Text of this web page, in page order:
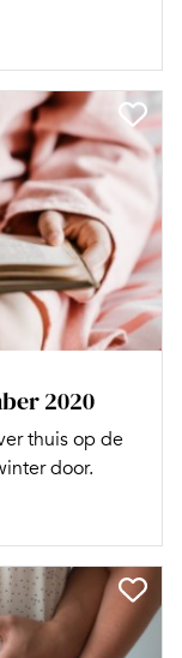
2020
thuis op de
door.